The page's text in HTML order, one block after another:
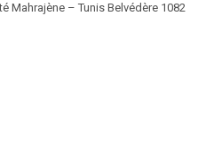
Mahrajène – Tunis Belvédère 1082